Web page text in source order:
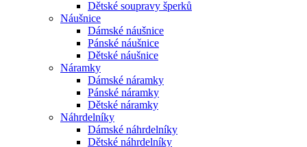
Dětské soupravy šperků
Náušnice
Dámské náušnice
Pánské náušnice
Dětské náušnice
Náramky
Dámské náramky
Pánské náramky
Dětské náramky
Náhrdelníky
Dámské náhrdelníky
Dětské náhrdelníky